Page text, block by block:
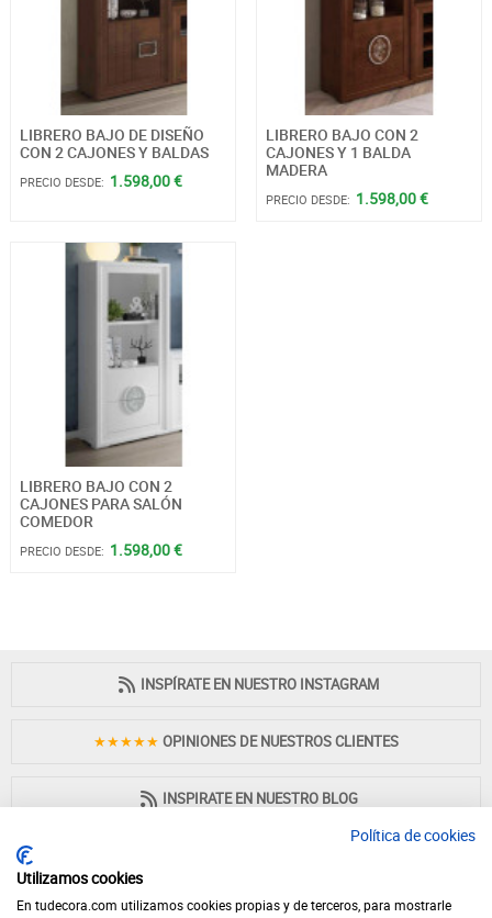
LIBRERO BAJO DE DISEÑO
CON 2 CAJONES Y BALDAS
PRECIO DESDE: 1.598,00 €
LIBRERO BAJO CON 2
CAJONES Y 1 BALDA
MADERA
PRECIO DESDE: 1.598,00 €
LIBRERO BAJO CON 2
CAJONES PARA SALÓN
COMEDOR
PRECIO DESDE: 1.598,00 €
INSPÍRATE EN NUESTRO INSTAGRAM
★★★★★ OPINIONES DE NUESTROS CLIENTES
INSPIRATE EN NUESTRO BLOG
Política de cookies
Utilizamos cookies
En tudecora.com utilizamos cookies propias y de terceros, para mostrarle